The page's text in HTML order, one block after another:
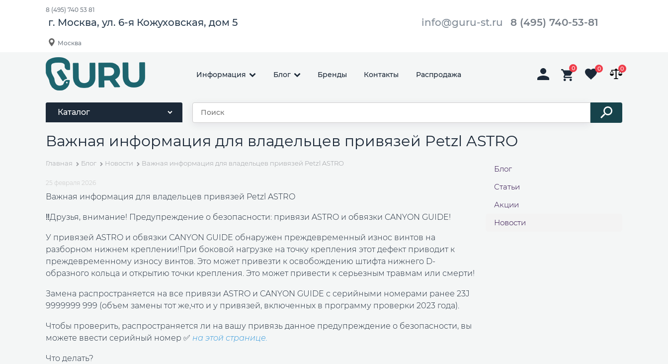
8 (495) 740 53 81
г. Москва, ул. 6-я Кожуховская, дом 5 info@guru-st.ru 8 (495) 740-53-81
Москва
Информация Блог Бренды Контакты Распродажа
0 0 0
Каталог
Важная информация для владельцев привязей Petzl ASTRO
Главная Блог Новости Важная информация для владельцев привязей Petzl ASTRO
25 февраля 2026
Важная информация для владельцев привязей Petzl ASTRO
‼️Друзья, внимание! Предупреждение о безопасности: привязи ASTRO и обвязки CANYON GUIDE!
У привязей ASTRO и обвязки CANYON GUIDE обнаружен преждевременный износ винтов на
разборном нижнем креплении!При боковой нагрузке на точку крепления этот дефект приводит к
преждевременному износу винтов. Это может привезти к освобождению штифта нижнего D-
образного кольца и открытию точки крепления. Это может привести к серьезным травмам или смерти!
Замена распространяется на все привязи ASTRO и CANYON GUIDE с серийными номерами ранее 23J
9999999 999 (объем замены тот же,что и у привязей, включенных в программу проверки 2023 года).
Чтобы проверить, распространяется ли на вашу привязь данное предупреждение о безопасности, вы
можете ввести серийный номер ✅ на этой странице.
Что делать?
Блог
Статьи
Акции
Новости